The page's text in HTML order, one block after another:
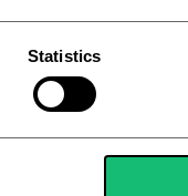
Statistics